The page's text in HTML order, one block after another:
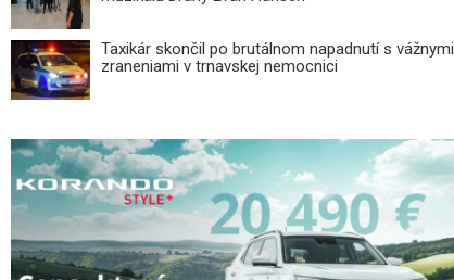
Taxikár skončil po brutálnom napadnutí s vážnymi
zraneniami v trnavskej nemocnici